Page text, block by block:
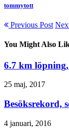
tommytott
Previous Post
You Might Also
6.7 km
25 maj, 2017
Besöksrekord,
4 januari, 2016